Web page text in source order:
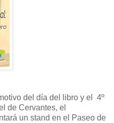
del día del libro y el 4º
de Cervantes, el
un stand en el Paseo de